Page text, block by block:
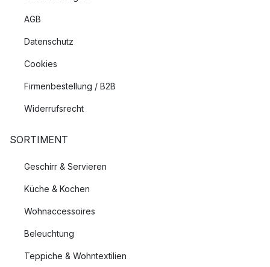
AGB
Datenschutz
Cookies
Firmenbestellung / B2B
Widerrufsrecht
SORTIMENT
Geschirr & Servieren
Küche & Kochen
Wohnaccessoires
Beleuchtung
Teppiche & Wohntextilien